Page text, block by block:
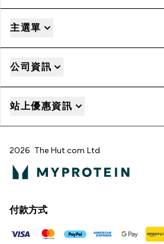
主選單
公司資訊
站上優惠資訊
2026 The Hut.com Ltd
付款方式